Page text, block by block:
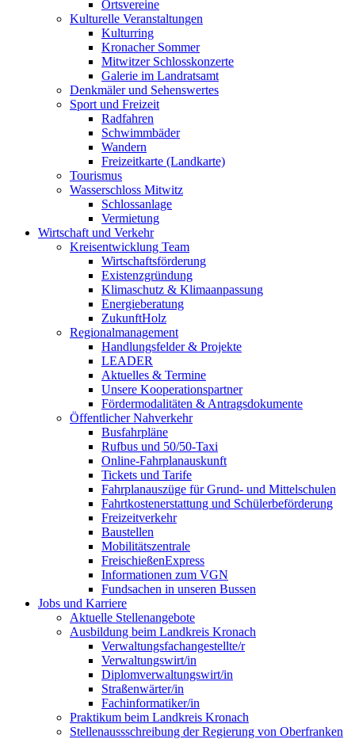
Ortsvereine
Kulturelle Veranstaltungen
Kulturring
Kronacher Sommer
Mitwitzer Schlosskonzerte
Galerie im Landratsamt
Denkmäler und Sehenswertes
Sport und Freizeit
Radfahren
Schwimmbäder
Wandern
Freizeitkarte (Landkarte)
Tourismus
Wasserschloss Mitwitz
Schlossanlage
Vermietung
Wirtschaft und Verkehr
Kreisentwicklung Team
Wirtschaftsförderung
Existenzgründung
Klimaschutz & Klimaanpassung
Energieberatung
ZukunftHolz
Regionalmanagement
Handlungsfelder & Projekte
LEADER
Aktuelles & Termine
Unsere Kooperationspartner
Fördermodalitäten & Antragsdokumente
Öffentlicher Nahverkehr
Busfahrpläne
Rufbus und 50/50-Taxi
Online-Fahrplanauskunft
Tickets und Tarife
Fahrplanauszüge für Grund- und Mittelschulen
Fahrtkostenerstattung und Schülerbeförderung
Freizeitverkehr
Baustellen
Mobilitätszentrale
FreischießenExpress
Informationen zum VGN
Fundsachen in unseren Bussen
Jobs und Karriere
Aktuelle Stellenangebote
Ausbildung beim Landkreis Kronach
Verwaltungsfachangestellte/r
Verwaltungswirt/in
Diplomverwaltungswirt/in
Straßenwärter/in
Fachinformatiker/in
Praktikum beim Landkreis Kronach
Stellenaussschreibung der Regierung von Oberfranken